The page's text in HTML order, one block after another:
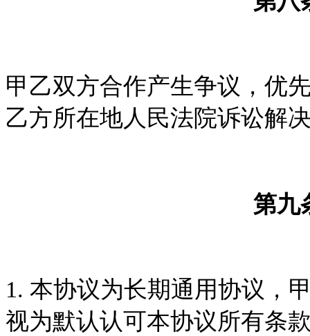
甲乙双方合作产生争议，优
乙方所在地人民法院诉讼解
第九
1. 本协议为长期通用协议，
视为默认认可本协议所有条